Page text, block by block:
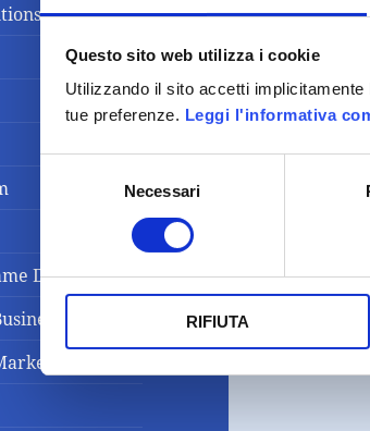
Questo sito web utilizza i cookie
Utilizzando il sito accetti
tue preferenze. Leggi l'informativa
Necessari
RIFIUTA
Design
Solution